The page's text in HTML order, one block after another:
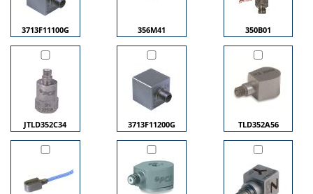
3713F11100G 356M41 350B01
JTLD352C34 3713F11200G TLD352A56